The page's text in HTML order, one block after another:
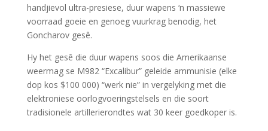
handjievol ultra-presiese, duur wapens ‘n massiewe
voorraad goeie en genoeg vuurkrag benodig, het
Goncharov gesê.
Hy het gesê die duur wapens soos die Amerikaanse
weermag se M982 “Excalibur” geleide ammunisie (elke
dop kos $100 000) “werk nie” in vergelyking met die
elektroniese oorlogvoeringstelsels en die soort
tradisionele artillerierondtes wat 30 keer goedkoper is.